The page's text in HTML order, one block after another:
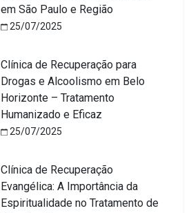
em São Paulo e Região
25/07/2025
Clínica de Recuperação para
Drogas e Alcoolismo em Belo
Horizonte – Tratamento
Humanizado e Eficaz
25/07/2025
Clínica de Recuperação
Evangélica: A Importância da
Espiritualidade no Tratamento de